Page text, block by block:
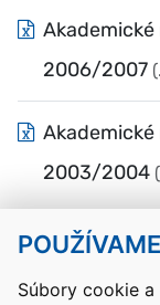
Súbory cookie
2006/2007
2003/2004